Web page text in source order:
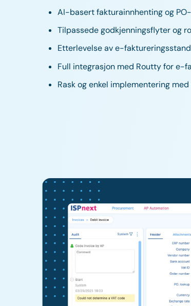
AI-basert fakturainnhenting og
Tilpassede godkjenningsflyter og
Etterlevelse av e-
Full integrasjon med Routty for e-
Rask og enkel implementering